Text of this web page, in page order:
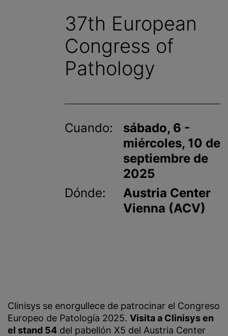
37th European
Congress of
Pathology
Cuando:
sábado, 6 -
miércoles, 10 de
septiembre de
2025
Dónde:
Austria Center
Vienna (ACV)
Clinisys se enorgullece de patrocinar el Congreso
Europeo de Patología 2025. Visita a Clinisys en
el stand 54 del pabellón X5 del Austria Center